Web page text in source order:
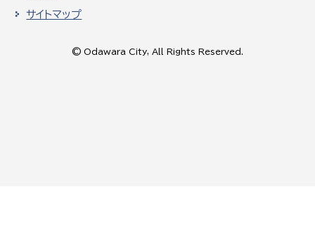
サイトマップ
© Odawara City, All Rights Reserved.